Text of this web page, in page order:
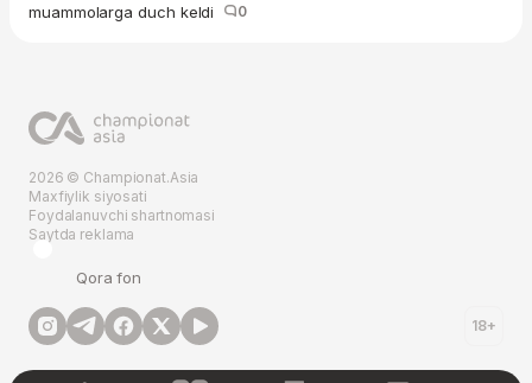
muammolarga duch keldi
0
2026 © Championat.Asia
Maxfiylik siyosati
Foydalanuvchi shartnomasi
Saytda reklama
Qora fon
18+